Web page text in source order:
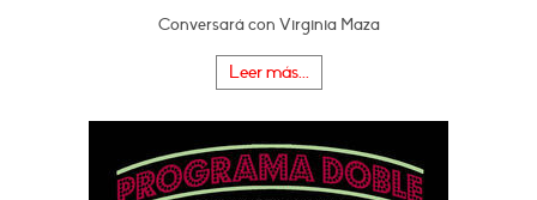
Conversará con Virginia Maza
Leer más...